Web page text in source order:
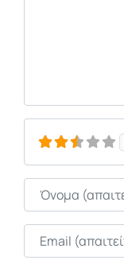
Όνομα
Email